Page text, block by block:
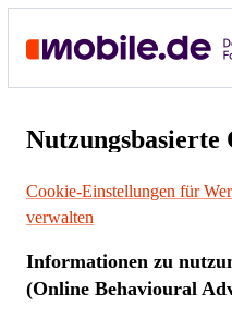
Cookie-Einstellungen für
verwalten
Informationen zu
(Online Behavioural